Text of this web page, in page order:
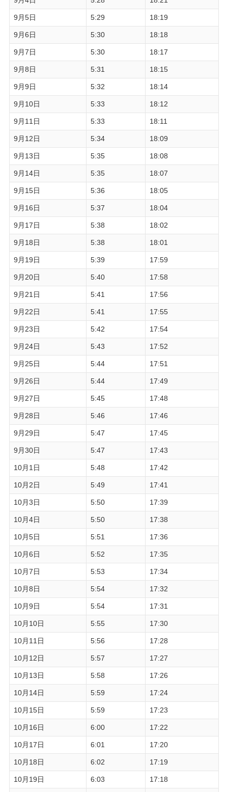
9月5日 5:29 18:19
9月6日 5:30 18:18
9月7日 5:30 18:17
9月8日 5:31 18:15
9月9日 5:32 18:14
9月10日 5:33 18:12
9月11日 5:33 18:11
9月12日 5:34 18:09
9月13日 5:35 18:08
9月14日 5:35 18:07
9月15日 5:36 18:05
9月16日 5:37 18:04
9月17日 5:38 18:02
9月18日 5:38 18:01
9月19日 5:39 17:59
9月20日 5:40 17:58
9月21日 5:41 17:56
9月22日 5:41 17:55
9月23日 5:42 17:54
9月24日 5:43 17:52
9月25日 5:44 17:51
9月26日 5:44 17:49
9月27日 5:45 17:48
9月28日 5:46 17:46
9月29日 5:47 17:45
9月30日 5:47 17:43
10月1日 5:48 17:42
10月2日 5:49 17:41
10月3日 5:50 17:39
10月4日 5:50 17:38
10月5日 5:51 17:36
10月6日 5:52 17:35
10月7日 5:53 17:34
10月8日 5:54 17:32
10月9日 5:54 17:31
10月10日 5:55 17:30
10月11日 5:56 17:28
10月12日 5:57 17:27
10月13日 5:58 17:26
10月14日 5:59 17:24
10月15日 5:59 17:23
10月16日 6:00 17:22
10月17日 6:01 17:20
10月18日 6:02 17:19
10月19日 6:03 17:18